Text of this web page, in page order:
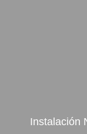
Instalación